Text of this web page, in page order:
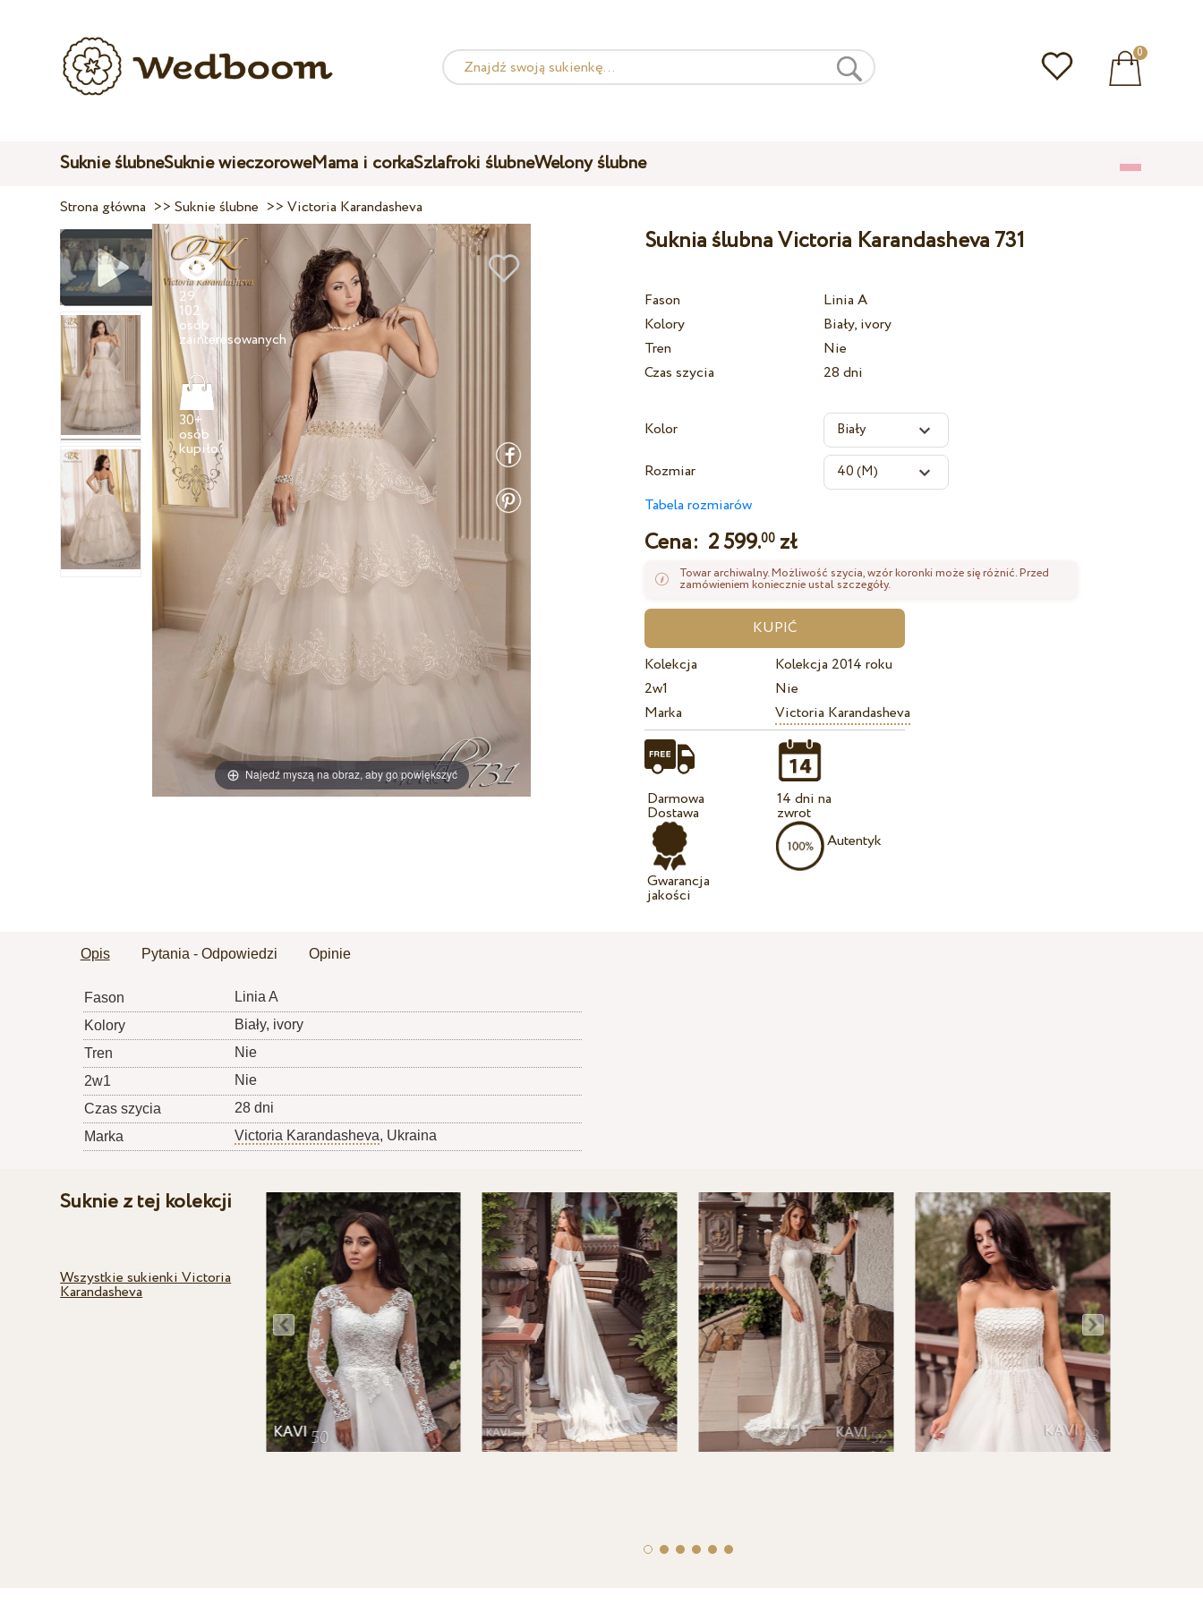
0
Suknie ślubneSuknie wieczoroweMama i corkaSzlafroki ślubneWelony ślubne
Strona główna >>Suknie ślubne >>Victoria Karandasheva
Najedź myszą na obraz, aby go powiększyć
29
102
osób
30+
osób
kupiło
Suknia ślubna Victoria Karandasheva 731
Fason
Linia A
Kolory
Biały, ivory
Tren
Nie
Czas szycia
28 dni
Kolor
Rozmiar
Tabela rozmiarów
Cena: 2 599.00 zł
Towar archiwalny. Możliwość szycia, wzór koronki może się różnić. Przed
zamówieniem koniecznie ustal szczegóły.
Kolekcja
Kolekcja 2014 roku
2w1
Nie
Marka
Victoria Karandasheva
Darmowa
Dostawa
Gwarancja
jakości
14 dni na
zwrot
Autentyk
Opis Pytania - Odpowiedzi Opinie
Fason
Linia A
Kolory
Biały, ivory
Tren
Nie
2w1
Nie
Czas szycia
28 dni
Marka
Victoria Karandasheva, Ukraina
Suknie z tej kolekcji
Wszystkie sukienki Victoria
Karandasheva